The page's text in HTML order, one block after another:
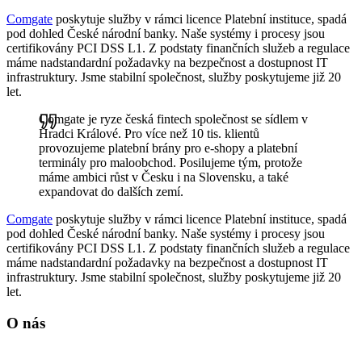
Comgate poskytuje služby v rámci licence Platební instituce, spadá
pod dohled České národní banky. Naše systémy i procesy jsou
certifikovány PCI DSS L1. Z podstaty finančních služeb a regulace
máme nadstandardní požadavky na bezpečnost a dostupnost IT
infrastruktury. Jsme stabilní společnost, služby poskytujeme již 20
let.
Comgate je ryze česká fintech společnost se sídlem v
Hradci Králové. Pro více než 10 tis. klientů
provozujeme platební brány pro e-shopy a platební
terminály pro maloobchod. Posilujeme tým, protože
máme ambici růst v Česku i na Slovensku, a také
expandovat do dalších zemí.
Comgate poskytuje služby v rámci licence Platební instituce, spadá
pod dohled České národní banky. Naše systémy i procesy jsou
certifikovány PCI DSS L1. Z podstaty finančních služeb a regulace
máme nadstandardní požadavky na bezpečnost a dostupnost IT
infrastruktury. Jsme stabilní společnost, služby poskytujeme již 20
let.
O nás